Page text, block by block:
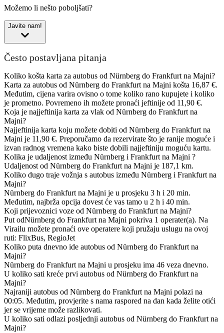
Možemo li nešto poboljšati?
Javite nam!
Često postavljana pitanja
Koliko košta karta za autobus od Nürnberg do Frankfurt na Majni?
Karta za autobus od Nürnberg do Frankfurt na Majni košta 16,87 €.
Međutim, cijena varira ovisno o tome koliko rano kupujete i koliko
je prometno. Povremeno ih možete pronaći jeftinije od 11,90 €.
Koja je najjeftinija karta za vlak od Nürnberg do Frankfurt na
Majni?
Najjeftinija karta koju možete dobiti od Nürnberg do Frankfurt na
Majni je 11,90 €. Preporučamo da rezervirate što je ranije moguće i
izvan radnog vremena kako biste dobili najjeftiniju moguću kartu.
Kolika je udaljenost između Nürnberg i Frankfurt na Majni ?
Udaljenost od Nürnberg do Frankfurt na Majni je 187,1 km.
Koliko dugo traje vožnja s autobus između Nürnberg i Frankfurt na
Majni?
Nürnberg do Frankfurt na Majni je u prosjeku 3 h i 20 min.
Međutim, najbrža opcija dovest će vas tamo u 2 h i 40 min.
Koji prijevoznici voze od Nürnberg do Frankfurt na Majni?
Put odNürnberg do Frankfurt na Majni pokriva 1 operater(a). Na
Virailu možete pronaći ove operatere koji pružaju uslugu na ovoj
ruti: FlixBus, RegioJet
Koliko puta dnevno ide autobus od Nürnberg do Frankfurt na
Majni?
Nürnberg do Frankfurt na Majni u prosjeku ima 46 veza dnevno.
U koliko sati kreće prvi autobus od Nürnberg do Frankfurt na
Majni?
Najraniji autobus od Nürnberg do Frankfurt na Majni polazi na
00:05. Međutim, provjerite s nama raspored na dan kada želite otići
jer se vrijeme može razlikovati.
U koliko sati odlazi posljednji autobus od Nürnberg do Frankfurt na
Majni?